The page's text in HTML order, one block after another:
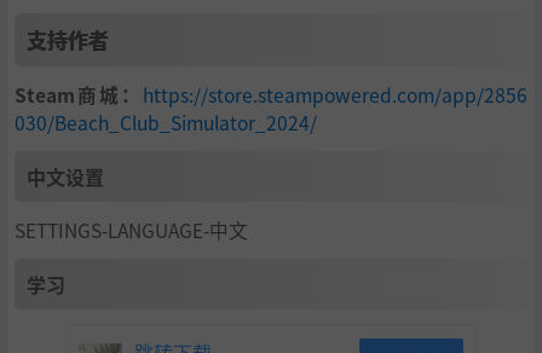
支持作者
Steam商城： https://store.steampowered.com/app/2856
030/Beach_Club_Simulator_2024/
中文设置
SETTINGS-LANGUAGE-中文
学习